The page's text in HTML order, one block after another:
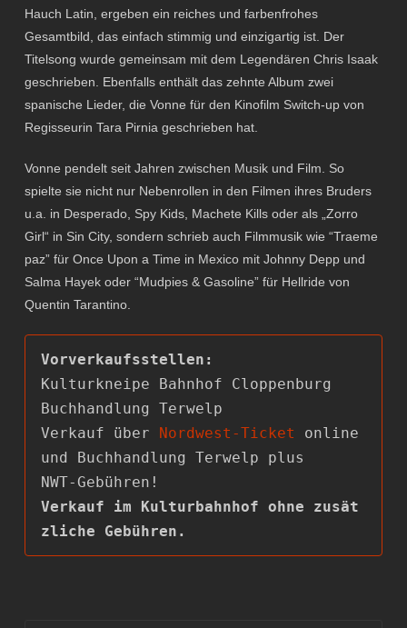
Hauch Latin, ergeben ein reiches und farbenfrohes
Gesamtbild, das einfach stimmig und einzigartig ist. Der
Titelsong wurde gemeinsam mit dem Legendären Chris Isaak
geschrieben. Ebenfalls enthält das zehnte Album zwei
spanische Lieder, die Vonne für den Kinofilm Switch-up von
Regisseurin Tara Pirnia geschrieben hat.
Vonne pendelt seit Jahren zwischen Musik und Film. So
spielte sie nicht nur Nebenrollen in den Filmen ihres Bruders
u.a. in Desperado, Spy Kids, Machete Kills oder als „Zorro
Girl“ in Sin City, sondern schrieb auch Filmmusik wie “Traeme
paz” für Once Upon a Time in Mexico mit Johnny Depp und
Salma Hayek oder “Mudpies & Gasoline” für Hellride von
Quentin Tarantino.
Kulturkneipe Bahnhof Cloppenburg
Buchhandlung Terwelp
Verkauf über Nordwest-Ticket
online
und Buchhandlung Terwelp plus
Verkauf im Kulturbahnhof ohne zusät
zliche Gebühren.